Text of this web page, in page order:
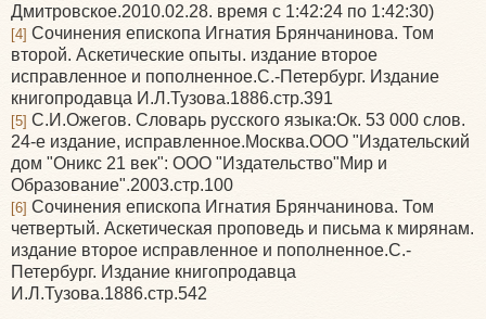
Дмитровское.2010.02.28. время с 1:42:24 по 1:42:30)
[4] Сочинения епископа Игнатия Брянчанинова. Том
второй. Аскетические опыты. издание второе
исправленное и пополненное.С.-Петербург. Издание
книгопродавца И.Л.Тузова.1886.стр.391
[5] С.И.Ожегов. Словарь русского языка:Ок. 53 000 слов.
24-е издание, исправленное.Москва.ООО "Издательский
дом "Оникс 21 век": ООО "Издательство"Мир и
Образование".2003.стр.100
[6] Сочинения епископа Игнатия Брянчанинова. Том
четвертый. Аскетическая проповедь и письма к мирянам.
издание второе исправленное и пополненное.С.-
Петербург. Издание книгопродавца
И.Л.Тузова.1886.стр.542